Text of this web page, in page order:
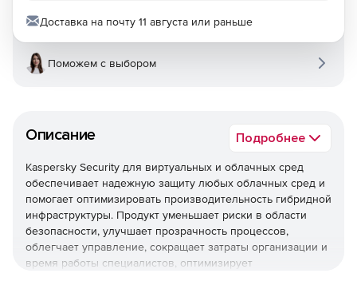
Описание Подробнее
Kaspersky Security для виртуальных и облачных сред
обеспечивает надежную защиту любых облачных сред и
помогает оптимизировать производительность гибридной
инфраструктуры. Продукт уменьшает риски в области
безопасности, улучшает прозрачность процессов,
облегчает управление, сокращает затраты организации и
время работы специалистов, оптимизирует
Доставка на почту 11 августа или раньше
Поможем с выбором